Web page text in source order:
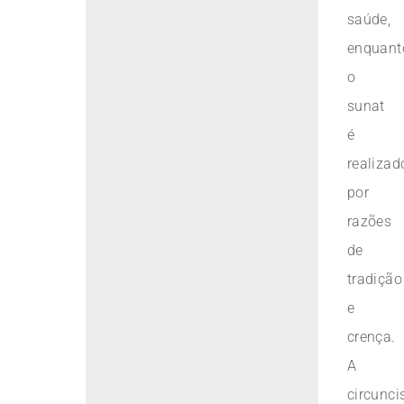
saúde,
o
sunat
é
por
razões
de
tradição
e
crença.
A